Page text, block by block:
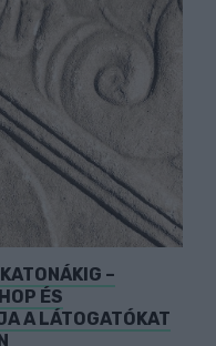
–
ÉS
A LÁTOGATÓKAT